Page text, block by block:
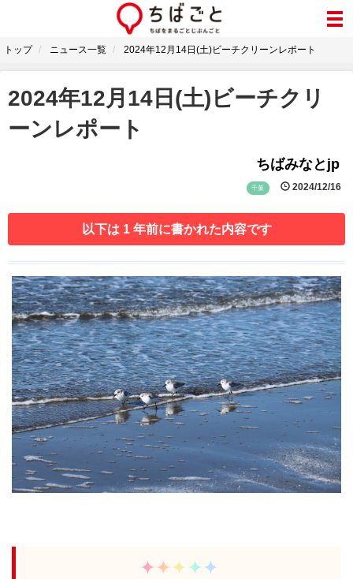
トップ ニュース一覧 2024年12月14日(土)ビーチクリーンレポート
2024年12月14日(土)ビーチクリ
ーンレポート
ちばみなとjp
千葉 2024/12/16
以下は 1 年前に書かれた内容です